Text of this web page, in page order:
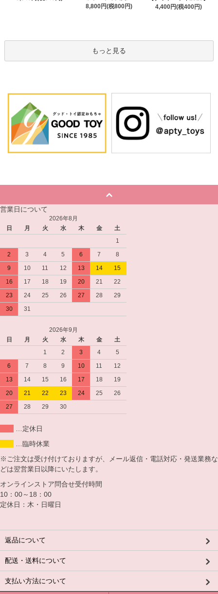
8,800円(税800円)
4,400円(税400円)
もっと見る
営業日について
2026年8月
日
月 火 水 木 金
土
1
2
3 4 5 6 7
8
9
10 11 12 13 14
15
16
17 18 19 20 21
22
23
24 25 26 27 28
29
30
31
2026年9月
日
月 火 水 木 金
土
1
2 3 4
5
6
7 8 9 10 11
12
13
14 15 16 17 18
19
20
21 22 23 24 25
26
27
28 29 30
…定休日
…臨時休業
※ご注文は受け付けておりますが、メール返信・電話対応・発送業務な
どは翌営業日以降にいたします。
オンラインストア問合せ受付時間
10：00～18：00
定休日：木・日曜日
返品について
配送・送料について
支払い方法について